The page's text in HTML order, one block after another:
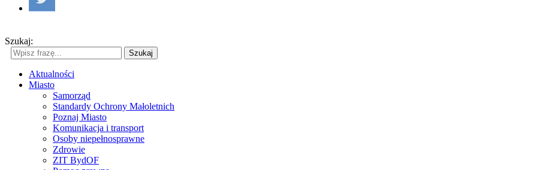
Szukaj:
Szukaj
Aktualności
Miasto
Samorząd
Standardy Ochrony Małoletnich
Poznaj Miasto
Komunikacja i transport
Osoby niepełnosprawne
Zdrowie
ZIT BydOF